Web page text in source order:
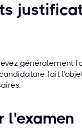
généralement
fait
l'examen